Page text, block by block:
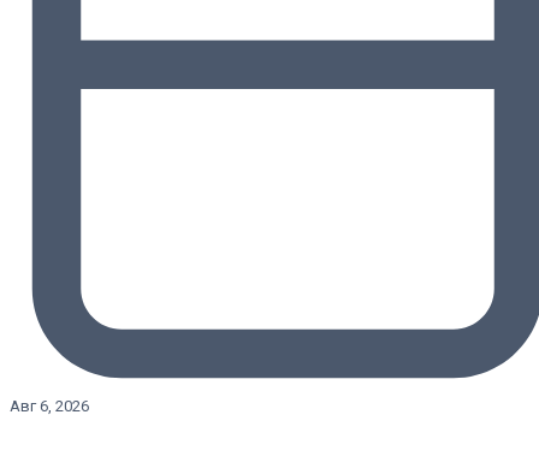
Авг 6, 2026